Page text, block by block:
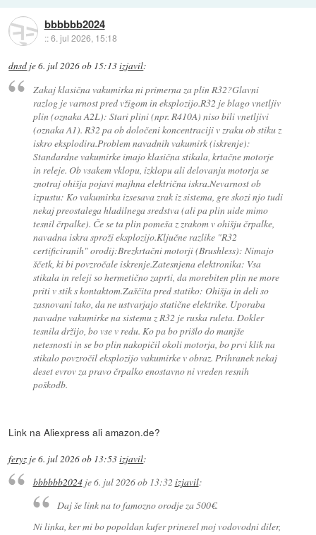
bbbbbb2024
::6. jul 2026, 15:18
dnsd je6. jul 2026 ob 15:13izjavil:
Zakaj klasična vakumirka ni primerna za plin R32?Glavni
razlog je varnost pred vžigom in eksplozijo.R32 je blago vnetljiv
plin (oznaka A2L): Stari plini (npr. R410A) niso bili vnetljivi
(oznaka A1). R32 pa ob določeni koncentraciji v zraku ob stiku z
iskro eksplodira.Problem navadnih vakumirk (iskrenje):
Standardne vakumirke imajo klasična stikala, krtačne motorje
in releje. Ob vsakem vklopu, izklopu ali delovanju motorja se
znotraj ohišja pojavi majhna električna iskra.Nevarnost ob
izpustu: Ko vakumirka izsesava zrak iz sistema, gre skozi njo tudi
nekaj preostalega hladilnega sredstva (ali pa plin uide mimo
tesnil črpalke). Če se ta plin pomeša z zrakom v ohišju črpalke,
navadna iskra sproži eksplozijo.Ključne razlike "R32
certificiranih" orodij:Brezkrtačni motorji (Brushless): Nimajo
ščetk, ki bi povzročale iskrenje.Zatesnjena elektronika: Vsa
stikala in releji so hermetično zaprti, da morebiten plin ne more
priti v stik s kontaktom.Zaščita pred statiko: Ohišja in deli so
zasnovani tako, da ne ustvarjajo statične elektrike. Uporaba
navadne vakumirke na sistemu z R32 je ruska ruleta. Dokler
tesnila držijo, bo vse v redu. Ko pa bo prišlo do manjše
netesnosti in se bo plin nakopičil okoli motorja, bo prvi klik na
stikalo povzročil eksplozijo vakumirke v obraz. Prihranek nekaj
deset evrov za pravo črpalko enostavno ni vreden resnih
poškodb.
Link na Aliexpress ali amazon.de?
feryz je6. jul 2026 ob 13:53izjavil:
bbbbbb2024je6. jul 2026 ob 13:32 izjavil:
Daj še link na to famozno orodje za 500€.
Ni linka, ker mi bo popoldan kufer prinesel moj vodovodni diler,